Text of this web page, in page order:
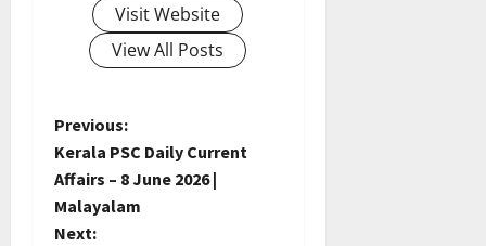
Visit Website
View All Posts
P
o
s
Previous:
Kerala PSC Daily Current
Affairs – 8 June 2026 |
Malayalam
Next: